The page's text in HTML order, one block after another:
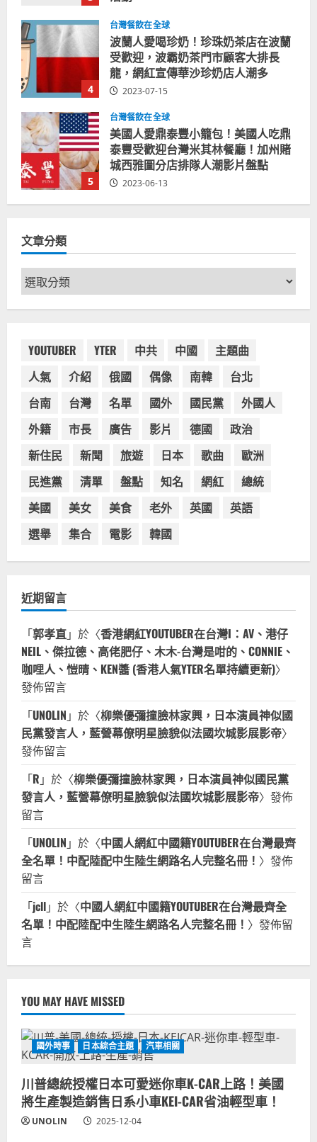
4
台灣餐飲在全球
波蘭人愛喝珍奶！珍珠奶茶店在波蘭
受歡迎，波霸奶茶門市顧客大排長
龍，網紅宣傳華沙珍奶店人潮多
2023-07-15
5
台灣餐飲在全球
美國人愛鼎泰豐小籠包！美國人吃鼎
泰豐受歡迎台灣米其林餐廳！加州賭
城西雅圖分店排隊人潮影片盤點
2023-06-13
1 2024-02-06
台灣餐飲在全球 尚未分類
2024-01-27
3
獨家！芭比珍奶！珍珠奶茶飲料
BARBIE芭比娃娃肯尼電影聯名網友官
方影片！日出茶太CHATIME澳洲限定
活動
2023-08-03
台灣餐飲在全球
波蘭人愛喝珍奶！珍珠奶茶店在波蘭
受歡迎，波霸奶茶門市顧客大排長
龍，網紅宣傳華沙珍奶店人潮多
5
泰豐受歡迎台灣米其林餐廳！加州賭
2023-06-13
文章分類
文
章
分
YOUTUBER YTER 中共 中國
主題曲
人氣
介紹 俄國 偶像 南韓
台北
台南
台灣 名單 國外 國民黨
外國人
外籍
市長 廣告 影片 德國
政治
新住民
新聞 旅遊 日本 歌曲
歐洲
民進黨
清單 盤點 知名 網紅
總統
美國
美女 美食 老外 英國
英語
選舉
集合 電影 韓國
近期留言
「郭孝直」於〈香港網紅YOUTUBER在台灣I：AV、港仔
NEIL、傑拉德、高佬肥仔、木木-台灣是咁的、CONNIE、
咖哩人、愷晴、KEN醬 (香港人氣YTER名單持續更新)〉
發佈留言
「UNOLIN 」於〈柳樂優彌撞臉林家興，日本演員神似國
民黨發言人，藍營幕僚明星臉貌似法國坎城影展影帝〉
發佈留言
「R 」於〈柳樂優彌撞臉林家興，日本演員神似國民黨
發言人，藍營幕僚明星臉貌似法國坎城影展影帝〉發佈
留言
「UNOLIN 」於〈中國人網紅中國籍YOUTUBER在台灣最齊
全名單！中配陸配中生陸生網路名人完整名冊！ 〉發佈
留言
「jcll」於〈中國人網紅中國籍YOUTUBER在台灣最齊全
名單！中配陸配中生陸生網路名人完整名冊！ 〉發佈留
言
YOU MAY HAVE MISSED
國外時事 日本綜合主題 汽車相關
川普總統授權日本可愛迷你車K-CAR上路！美國
將生產製造銷售日系小車KEI-CAR省油輕型車！
UNOLIN 2025-12-04